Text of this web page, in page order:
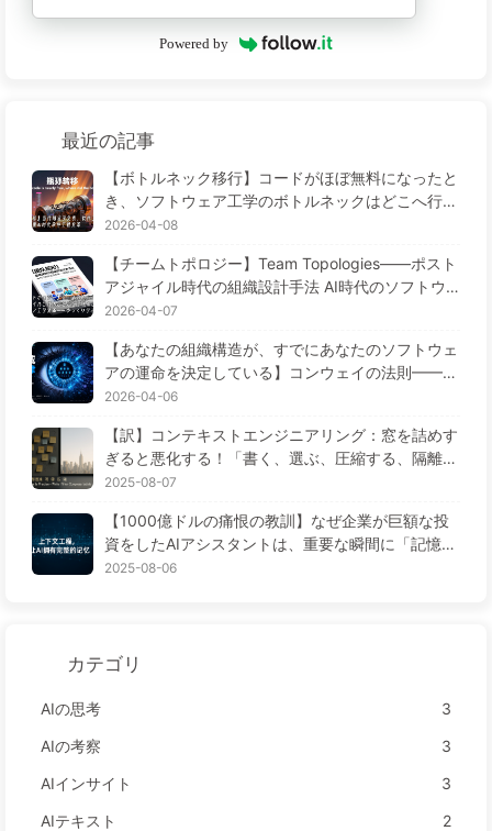
Powered by
最近の記事
【ボトルネック移行】コードがほぼ無料になったと
き、ソフトウェア工学のボトルネックはどこへ行っ
たのか AI時代のソフトウェア工学変革——ゆっく
2026-04-08
【チームトポロジー】Team Topologies——ポスト
アジャイル時代の組織設計手法 AI時代のソフトウ
ェア工学変革——ゆっくり学ぶAI172
2026-04-07
【あなたの組織構造が、すでにあなたのソフトウェ
アの運命を決定している】コンウェイの法則——5
6年間見過ごされてきた経営学の鉄則 AI時代のソフ
2026-04-06
【訳】コンテキストエンジニアリング：窓を詰めす
ぎると悪化する！「書く、選ぶ、圧縮する、隔離す
る」の4ステップで、毒を警戒し、干渉や混乱を防
AI170
2025-08-07
【1000億ドルの痛恨の教訓】なぜ企業が巨額な投
資をしたAIアシスタントは、重要な瞬間に「記憶喪
失」に陥り、競合他社は90%の性能向上を実現する
2025-08-06
カテゴリ
AIの思考
3
AIの考察
3
AIインサイト
3
AIテキスト
2